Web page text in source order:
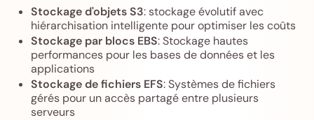
Stockage d'objets S3: stockage évolutif avec
hiérarchisation intelligente pour optimiser les coûts
Stockage par blocs EBS: Stockage hautes
performances pour les bases de données et les
applications
Stockage de fichiers EFS: Systèmes de fichiers
gérés pour un accès partagé entre plusieurs
serveurs